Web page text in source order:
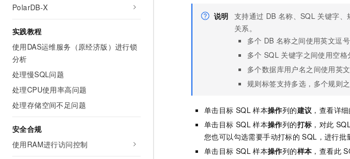
PolarDB-X
实践教程
使用DAS运维服务（原经济版）进行锁
分析
处理慢SQL问题
处理CPU使用率高问题
处理存储空间不足问题
安全合规
使用RAM进行访问控制
说明 支持通过 DB 名称、SQL 关键字、
关系。
多个 DB 名称之间使用英文逗
多个 SQL 关键字之间使用空格
多个数据库用户名之间使用英
规则标签支持多选，多个规则
单击目标 SQL 样本操作列的建议 ，查看详
单击目标 SQL 样本操作列的打标 ，对此 SQL
您也可以勾选需要手动打标的 SQL，进行批
单击目标 SQL 样本操作列的样本 ，查看此